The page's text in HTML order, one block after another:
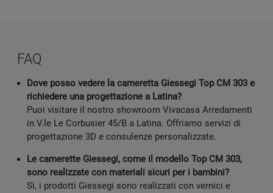
FAQ
Dove posso vedere la cameretta Giessegi Top CM 303 e
richiedere una progettazione a Latina?
Puoi visitare il nostro showroom Vivacasa Arredamenti
in V.le Le Corbusier 45/B a Latina. Offriamo servizi di
progettazione 3D e consulenze personalizzate.
Le camerette Giessegi, come il modello Top CM 303,
sono realizzate con materiali sicuri per i bambini?
Sì, i prodotti Giessegi sono realizzati con vernici e